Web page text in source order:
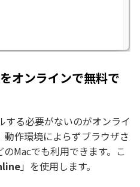
オンラインで無料で
する必要がないのがオンライ
動作環境によらずブラウザさ
Macでも利用できます。こ
」を使用します。